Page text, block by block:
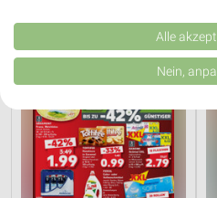
Kombinationen von Daten aus
Verbesserung der Angebote.
von Inhalten.
Daten können außerhalb der
Website/App.
Partnerliste anzeigen (1 IAB-
Wir nutzen Ihre Daten für folgende Zwecke:
IAB-Verarbeitungszwecke:
Alle
Nein,